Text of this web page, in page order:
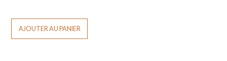
AJOUTER AU PANIER